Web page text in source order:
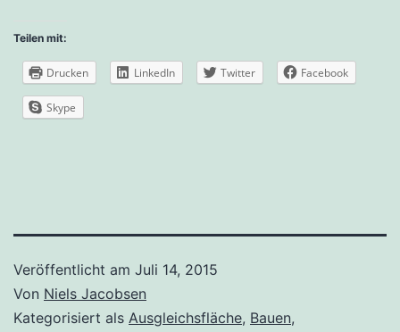
Teilen mit:
Drucken LinkedIn Twitter Facebook
Skype
Veröffentlicht am Juli 14, 2015
Von Niels Jacobsen
Kategorisiert als Ausgleichsfläche, Bauen,